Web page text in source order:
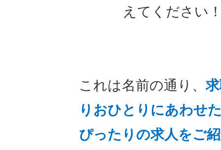
えてください
これは名前の通り、
りおひとりにあわせ
ぴったりの求人をご